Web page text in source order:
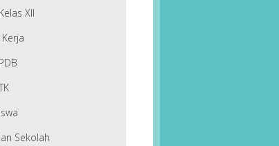
XII
Sekolah